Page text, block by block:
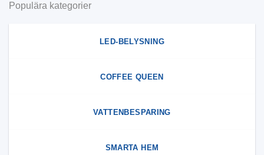
Populära kategorier
LED-BELYSNING
COFFEE QUEEN
VATTENBESPARING
SMARTA HEM